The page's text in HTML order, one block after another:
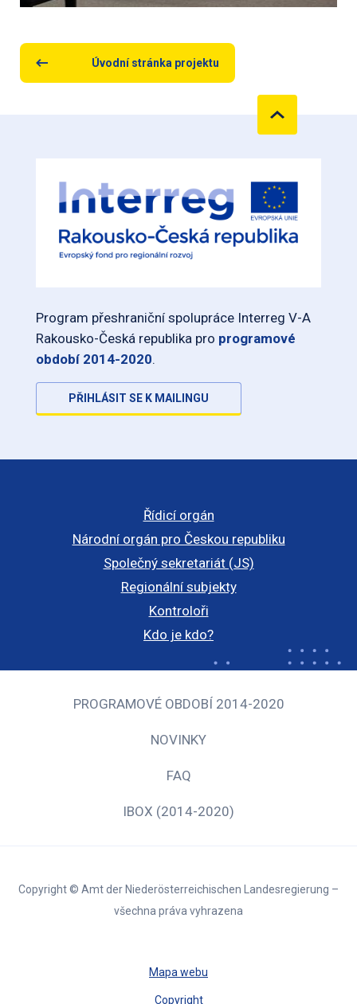
Úvodní stránka projektu
Program přeshraniční spolupráce Interreg V-A
Rakousko-Česká republika pro programové
období 2014-2020.
PŘIHLÁSIT SE K MAILINGU
Řídicí orgán
Národní orgán pro Českou republiku
Společný sekretariát (JS)
Regionální subjekty
Kontroloři
Kdo je kdo?
PROGRAMOVÉ OBDOBÍ 2014-2020
NOVINKY
FAQ
IBOX (2014-2020)
Copyright © Amt der Niederösterreichischen Landesregierung –
všechna práva vyhrazena
Mapa webu
Copyright